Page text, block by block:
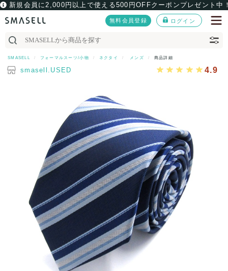
新規会員に2,000円以上で使える500円OFFクーポンプレゼント中
無料会員登録 ログイン
SMASELL フォーマルスーツ/小物 ネクタイ メンズ 商品詳細
smasell.USED 4.9